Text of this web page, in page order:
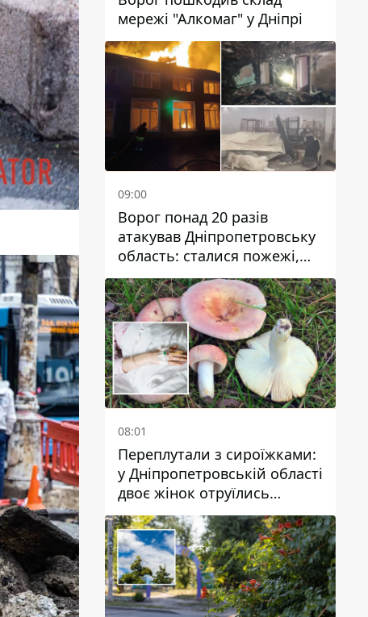
мережі "Алкомаг" у Дніпрі
09:00
Ворог понад 20 разів
атакував Дніпропетровську
область: сталися пожежі,
постраждали будинки,
інфраструктура та авто
08:01
Переплутали з сироїжками:
у Дніпропетровській області
двоє жінок отруїлись
грибами